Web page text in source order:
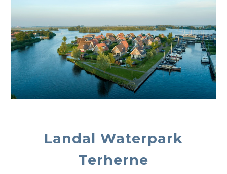
Landal Waterpark
Terherne